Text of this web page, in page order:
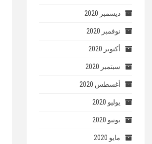
ديسمبر 2020
نوفمبر 2020
أكتوبر 2020
سبتمبر 2020
أغسطس 2020
يوليو 2020
يونيو 2020
مايو 2020